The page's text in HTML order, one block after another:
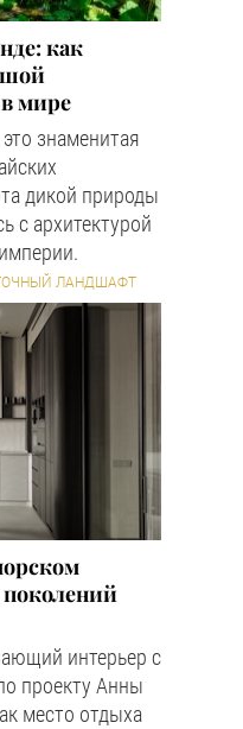
как
мире
знаменитая
дикой природы
с архитектурой
ЛАНДШАФТ
интерьер с
проекту Анны
место отдыха